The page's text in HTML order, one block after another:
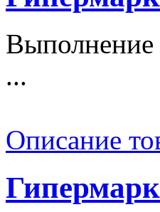
Выполнение
...
Описание